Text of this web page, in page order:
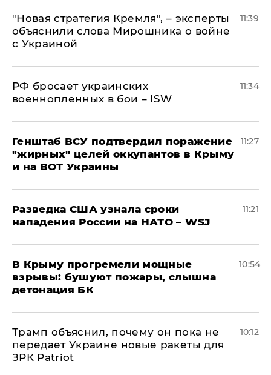
"Новая стратегия Кремля", – эксперты
объяснили слова Мирошника о войне
с Украиной
11:39
РФ бросает украинских
военнопленных в бои – ISW
11:34
Генштаб ВСУ подтвердил поражение
"жирных" целей оккупантов в Крыму
и на ВОТ Украины
11:27
Разведка США узнала сроки
нападения России на НАТО – WSJ
11:21
В Крыму прогремели мощные
взрывы: бушуют пожары, слышна
детонация БК
10:54
Трамп объяснил, почему он пока не
передает Украине новые ракеты для
ЗРК Patriot
10:12